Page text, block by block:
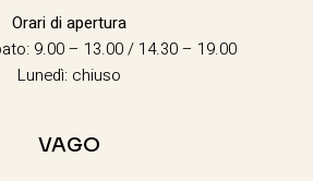
Orari di apertura
9.00 – 13.00 / 14.30 – 19.00
Lunedì: chiuso
VAGO